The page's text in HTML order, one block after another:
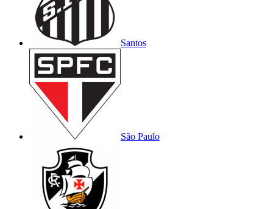
Santos
São Paulo